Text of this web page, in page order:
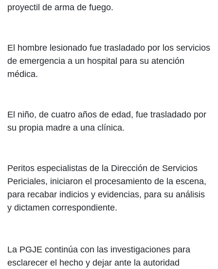
proyectil de arma de fuego.
El hombre lesionado fue trasladado por los servicios
de emergencia a un hospital para su atención
médica.
El niño, de cuatro años de edad, fue trasladado por
su propia madre a una clínica.
Peritos especialistas de la Dirección de Servicios
Periciales, iniciaron el procesamiento de la escena,
para recabar indicios y evidencias, para su análisis
y dictamen correspondiente.
La PGJE continúa con las investigaciones para
esclarecer el hecho y dejar ante la autoridad